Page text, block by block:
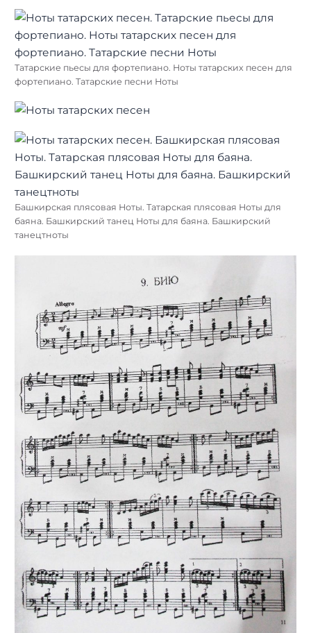
Татарские пьесы для фортепиано. Ноты татарских песен для
фортепиано. Татарские песни Ноты
Башкирская плясовая Ноты. Татарская плясовая Ноты для
баяна. Башкирский танец Ноты для баяна. Башкирский
танецтноты